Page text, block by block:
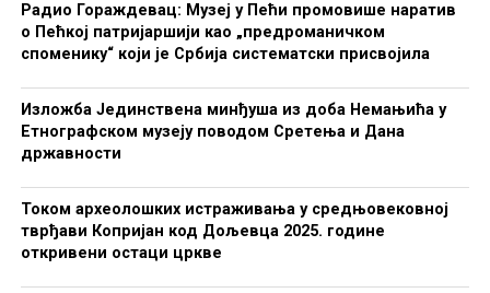
Радио Гораждевац: Музеј у Пећи промовише наратив
о Пећкој патријаршији као „предроманичком
споменику“ који је Србија систематски присвојила
Изложба Јединствена минђуша из доба Немањића у
Етнографском музеју поводом Сретења и Дана
државности
Током археолошких истраживања у средњовековној
тврђави Копријан код Дољевца 2025. године
откривени остаци цркве